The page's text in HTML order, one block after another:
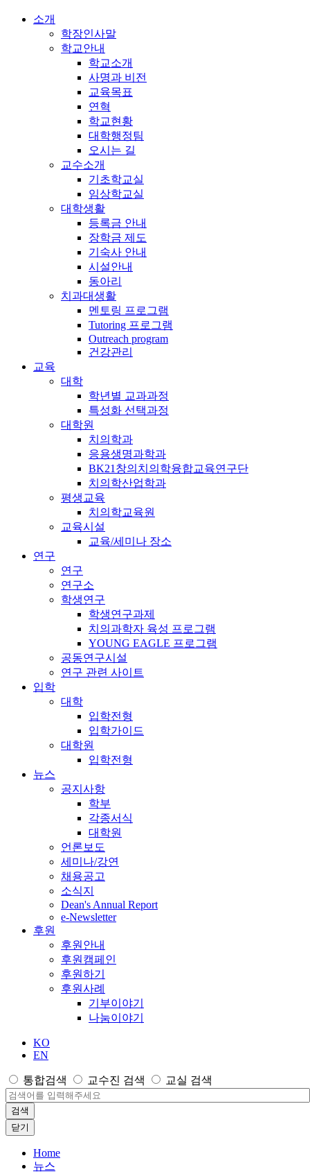
소개
학장인사말
학교안내
학교소개
사명과 비전
교육목표
연혁
학교현황
대학행정팀
오시는 길
교수소개
기초학교실
임상학교실
대학생활
등록금 안내
장학금 제도
기숙사 안내
시설안내
동아리
치과대생활
멘토링 프로그램
Tutoring 프로그램
Outreach program
건강관리
교육
대학
학년별 교과과정
특성화 선택과정
대학원
치의학과
응용생명과학과
BK21창의치의학융합교육연구단
치의학산업학과
평생교육
치의학교육원
교육시설
교육/세미나 장소
연구
연구
연구소
학생연구
학생연구과제
치의과학자 육성 프로그램
YOUNG EAGLE 프로그램
공동연구시설
연구 관련 사이트
입학
대학
입학전형
입학가이드
대학원
입학전형
뉴스
공지사항
학부
각종서식
대학원
언론보도
세미나/강연
채용공고
소식지
Dean's Annual Report
e-Newsletter
후원
후원안내
후원캠페인
후원하기
후원사례
기부이야기
나눔이야기
KO
EN
통합검색 교수진 검색 교실 검색
검색
닫기
Home
뉴스